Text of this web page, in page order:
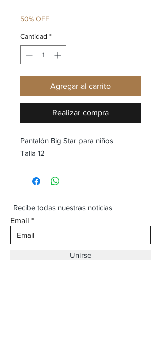
50% OFF
Cantidad *
Agregar al carrito
Realizar compra
Pantalón Big Star para niños
Talla 12
Recibe todas nuestras noticias
Email
Unirse